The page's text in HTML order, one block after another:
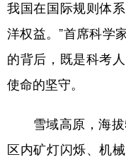
我国在国际规则体
洋权益。”首席科学
的背后，既是科考
使命的坚守。
雪域高原，海拔
区内矿灯闪烁、机